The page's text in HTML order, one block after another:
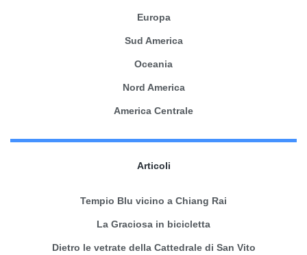
Europa
Sud America
Oceania
Nord America
America Centrale
Articoli
Tempio Blu vicino a Chiang Rai
La Graciosa in bicicletta
Dietro le vetrate della Cattedrale di San Vito